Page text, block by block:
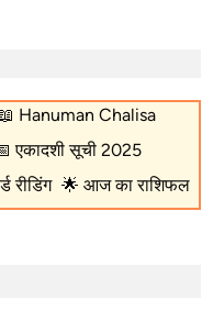
Hanuman Chalisa
एकादशी सूची 2025
रीडिंग 🌟 आज का राशिफल